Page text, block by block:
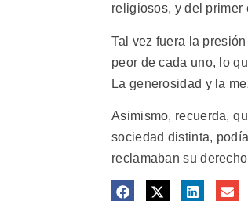
religiosos, y del primer
Tal vez fuera la
peor de cada uno, lo
La generosidad y la
Asimismo, recuerda,
sociedad distinta,
reclamaban su derecho